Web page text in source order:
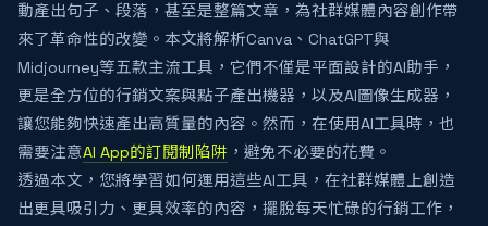
動產出句子、段落，甚至是整篇文章，為社群媒體內容創作帶
來了革命性的改變。本文將解析Canva、ChatGPT與
Midjourney等五款主流工具，它們不僅是平面設計的AI助手，
更是全方位的行銷文案與點子產出機器，以及AI圖像生成器，
讓您能夠快速產出高質量的內容。然而，在使用AI工具時，也
需要注意AI App的訂閱制陷阱 ，避免不必要的花費。
透過本文，您將學習如何運用這些AI工具，在社群媒體上創造
出更具吸引力、更具效率的內容，擺脫每天忙碌的行銷工作，